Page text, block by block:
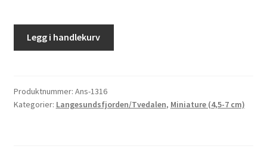
Legg i handlekurv
Produktnummer: Ans-1316
Kategorier: Langesundsfjorden/Tvedalen, Miniature (4,5-7 cm)